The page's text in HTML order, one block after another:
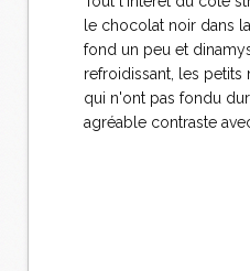
le chocolat noir dans
fond un peu et
refroidissant, les
qui n'ont pas fondu
agréable contraste